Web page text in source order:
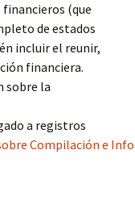
(que
de estados
incluir el reunir,
financiera.
sobre la
a registros
Compilación e